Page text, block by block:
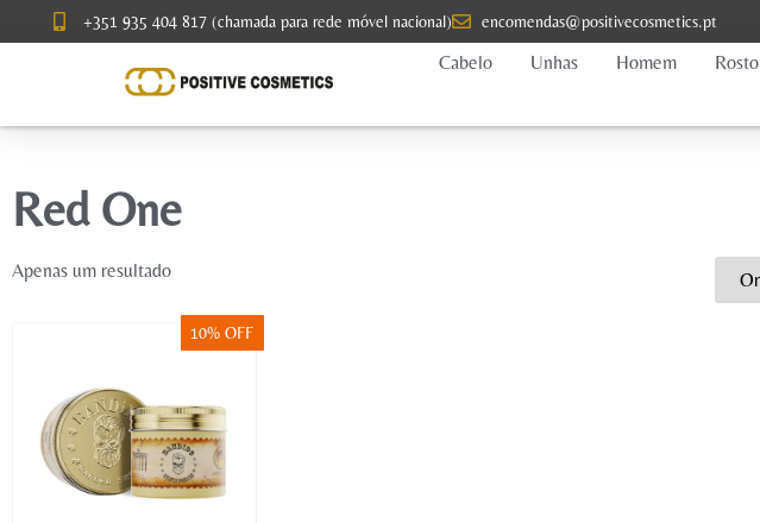
+351 935 404 817 (chamada para rede móvel nacional) encomendas@positivecosmetics.pt
Cabelo
Unhas Homem Rosto
Red One
Apenas um resultado
10% OFF